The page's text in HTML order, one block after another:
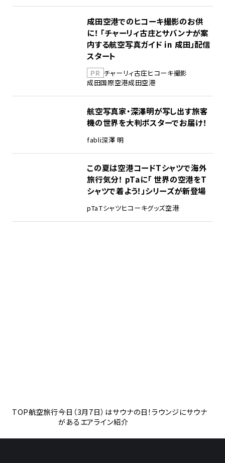
成田空港でのヒコーキ撮影のお供
に！ 「チャーリィ古庄とサバンナが案
内する航空写真ガイド in 成田」配信
スタート
PR チャーリィ古庄ヒコーキ撮影
成田国際空港成田空港
航空写真家・深澤明が写し出す旅客
機の世界を大判ポスターでお届け！
fabli深澤 明
この夏は空港コードTシャツで海外
旅行気分！ pTaに「 世界の空港をT
シャツで着よう！」シリーズが新登場
pTaTシャツヒコーキグッズ空港
TOP航空旅行今日（3月7日）はサウナの日！ラウンジにサウナ
があるエアライン紹介